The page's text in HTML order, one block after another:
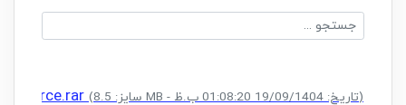
Source.rar (سایز: 8.5 MB - تاریخ: 19/09/1404 01:08:20 ب.ظ)